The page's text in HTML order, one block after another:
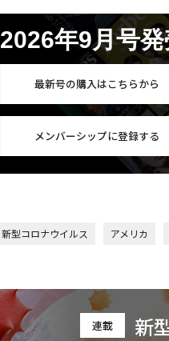
2026年9月号
最新号の購入はこちらから
メンバーシップに登録する
新型コロナウイルス アメリカ
連載 新